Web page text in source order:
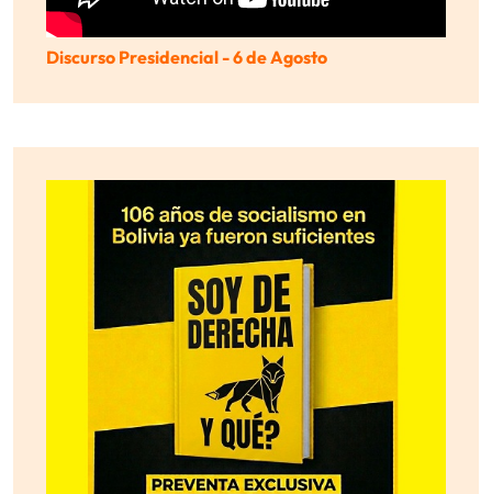
Discurso Presidencial - 6 de Agosto